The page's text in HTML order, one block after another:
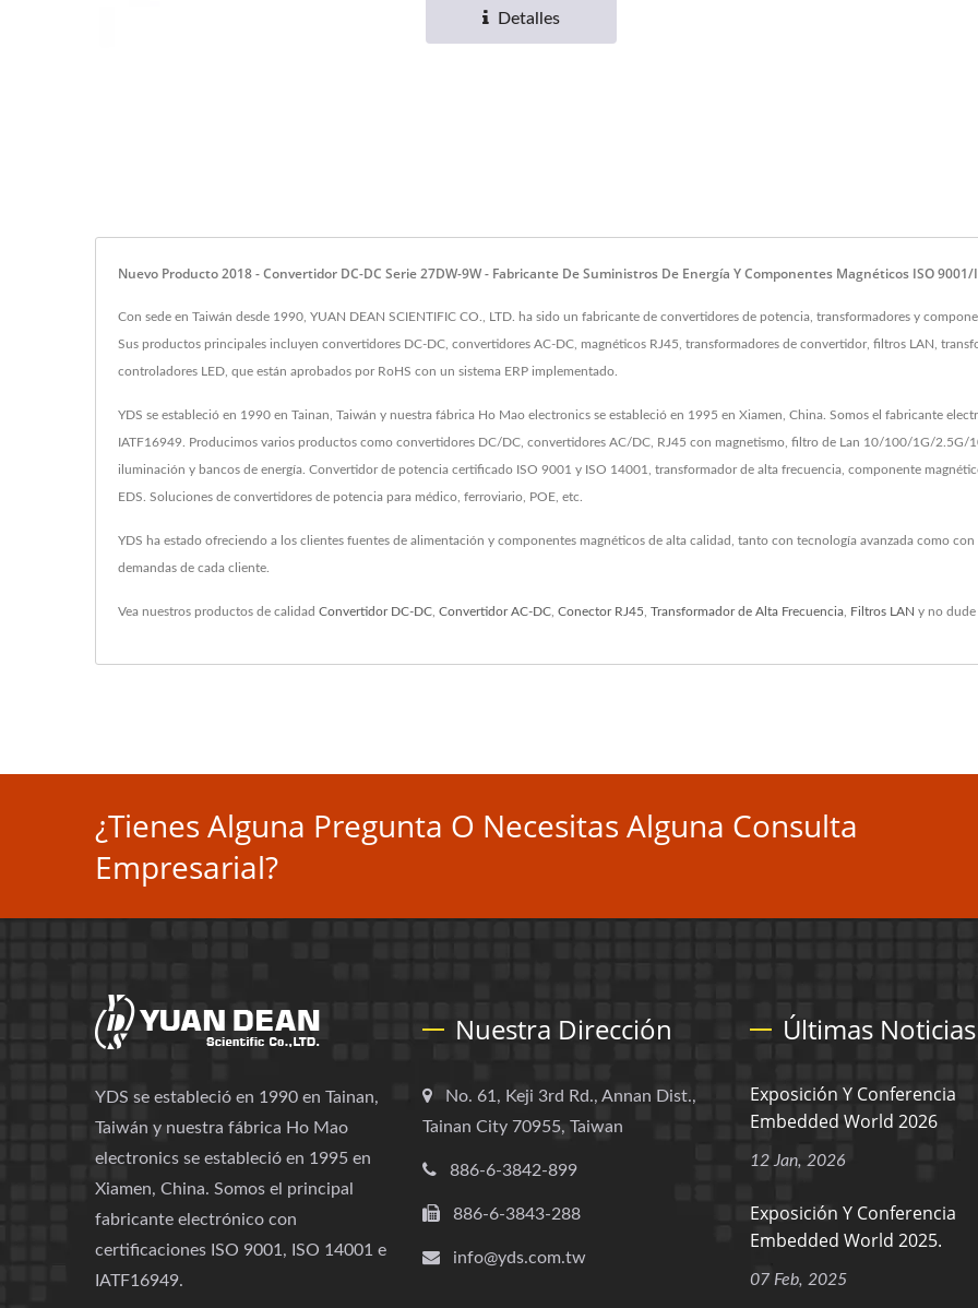
Detalles
Nuevo Producto 2018 - Convertidor DC-DC Serie 27DW-9W - Fabricante De Suministros De Energía Y Componentes Magnéticos ISO 9001/
Con sede en Taiwán desde 1990, YUAN DEAN SCIENTIFIC CO., LTD. ha sido un fabricante de convertidores de potencia, transformadores y
Sus productos principales incluyen convertidores DC-DC, convertidores AC-DC, magnéticos RJ45, transformadores de convertidor, filtros LAN,
controladores LED, que están aprobados por RoHS con un sistema ERP implementado.
YDS se estableció en 1990 en Tainan, Taiwán y nuestra fábrica Ho Mao electronics se estableció en 1995 en Xiamen, China. Somos el fabricante
IATF16949. Producimos varios productos como convertidores DC/DC, convertidores AC/DC, RJ45 con magnetismo, filtro de Lan 10/100/1G/2.5G/
iluminación y bancos de energía. Convertidor de potencia certificado ISO 9001 y ISO 14001, transformador de alta frecuencia, componente
EDS. Soluciones de convertidores de potencia para médico, ferroviario, POE, etc.
YDS ha estado ofreciendo a los clientes fuentes de alimentación y componentes magnéticos de alta calidad, tanto con tecnología avanzada como con
demandas de cada cliente.
Vea nuestros productos de calidad Convertidor DC-DC Convertidor AC-DC Conector RJ45 Transformador de Alta Frecuencia Filtros LAN y no dude
¿Tienes Alguna Pregunta O Necesitas Alguna Consulta
Empresarial?
YDS se estableció en 1990 en Tainan,
Taiwán y nuestra fábrica Ho Mao
electronics se estableció en 1995 en
Xiamen, China. Somos el principal
fabricante electrónico con
certificaciones ISO 9001, ISO 14001 e
IATF16949.
Nuestra Dirección
No. 61, Keji 3rd Rd., Annan Dist.,
Tainan City 70955, Taiwan
886-6-3842-899
886-6-3843-288
info@yds.com.tw
Últimas Noticias
Exposición Y Conferencia
Embedded World 2026
12 Jan, 2026
Exposición Y Conferencia
Embedded World 2025.
07 Feb, 2025